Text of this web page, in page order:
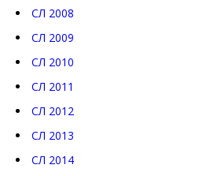
СЛ 2008
СЛ 2009
СЛ 2010
СЛ 2011
СЛ 2012
СЛ 2013
СЛ 2014